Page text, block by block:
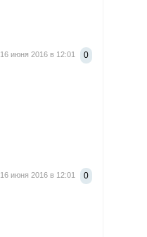
0
16 июня 2016 в 12:01
0
16 июня 2016 в 12:01